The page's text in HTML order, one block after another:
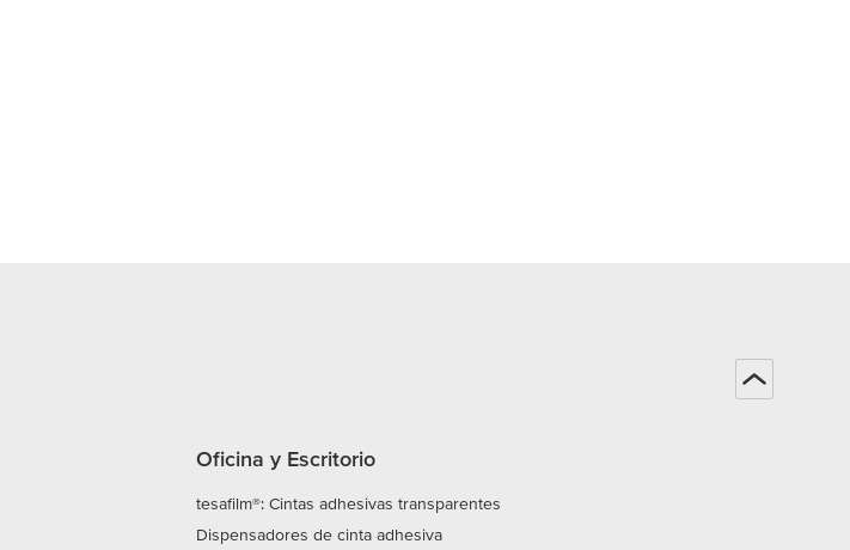
Oficina y Escritorio
tesafilm®: Cintas adhesivas transparentes
Dispensadores de cinta adhesiva